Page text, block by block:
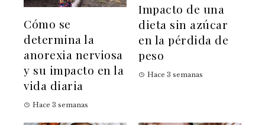
Cómo se
determina la
anorexia nerviosa
y su impacto en la
vida diaria
Hace 3 semanas
Impacto de una
dieta sin azúcar
en la pérdida de
peso
Hace 3 semanas